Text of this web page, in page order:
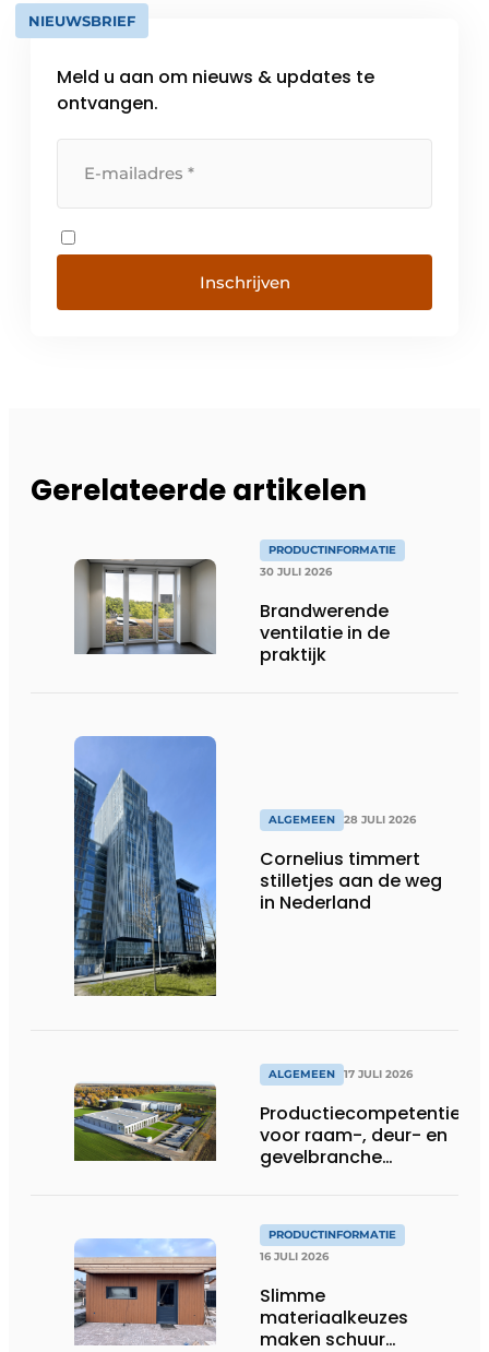
NIEUWSBRIEF
Meld u aan om nieuws & updates te
ontvangen.
Inschrijven
Gerelateerde artikelen
PRODUCTINFORMATIE
30 JULI 2026
Brandwerende
ventilatie in de
praktijk
ALGEMEEN 28 JULI 2026
Cornelius timmert
stilletjes aan de weg
in Nederland
ALGEMEEN 17 JULI 2026
Productiecompetentie
voor raam-, deur- en
gevelbranche
PRODUCTINFORMATIE
16 JULI 2026
Slimme
materiaalkeuzes
maken schuur